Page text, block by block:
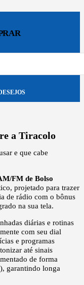
a Tiracolo
e que cabe
FM de Bolso
projetado para trazer
de rádio com o bônus
na sua tela.
diárias e rotinas
com seu dial
e programas
até sinais
de forma
garantindo longa